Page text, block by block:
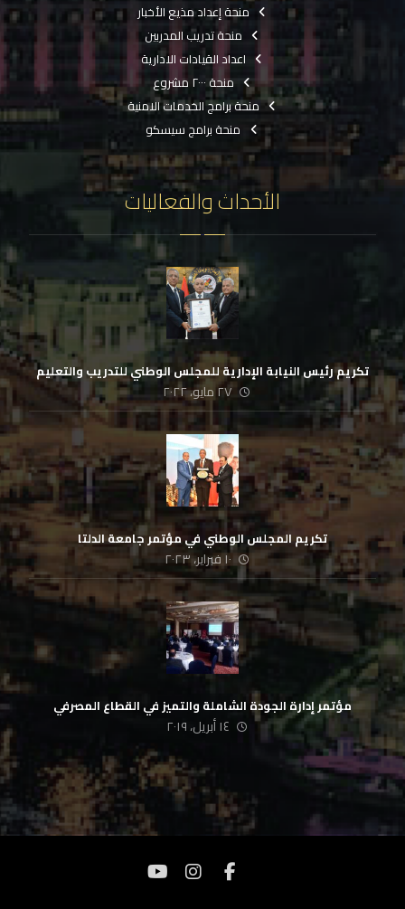
منحة إعداد مذيع الأخبار
منحة تدريب المدربين
اعداد القيادات الادارية
منحة ٢٠٠٠ مشروع
منحة برامج الخدمات الامنية
منحة برامج سيسكو
الأحداث والفعاليات
تكريم رئيس النيابة الإدارية للمجلس الوطني للتدريب والتعليم
٢٧ مايو، ٢٠٢٢
تكريم المجلس الوطني في مؤتمر جامعة الدلتا
١٠ فبراير، ٢٠٢٣
مؤتمر إدارة الجودة الشاملة والتميز في القطاع المصرفي
١٤ أبريل، ٢٠١٩